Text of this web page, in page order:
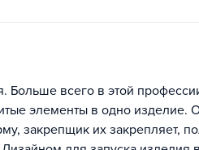
Больше всего в этой
элементы в одно изделие.
закрепщик их закрепляет,